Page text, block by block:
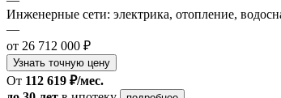
Инженерные сети: электрика, отопление,
—
от 26 712 000 ₽
Узнать точную цену
От 112 619 ₽/мес.